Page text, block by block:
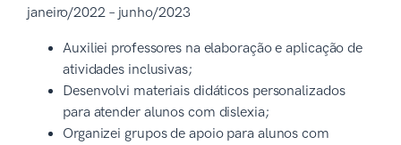
janeiro/2022 – junho/2023
Auxiliei professores na elaboração e aplicação de
atividades inclusivas;
Desenvolvi materiais didáticos personalizados
para atender alunos com dislexia;
Organizei grupos de apoio para alunos com